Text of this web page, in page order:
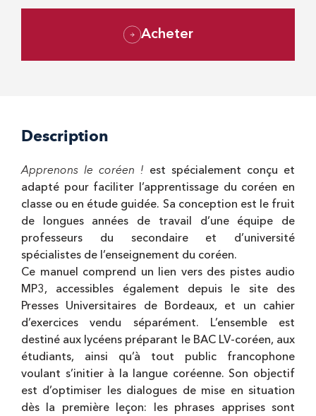
Acheter
Description
Apprenons le coréen ! est spécialement conçu et
adapté pour faciliter l’apprentissage du coréen en
classe ou en étude guidée. Sa conception est le fruit
de longues années de travail d’une équipe de
professeurs du secondaire et d’université
spécialistes de l’enseignement du coréen.
Ce manuel comprend un lien vers des pistes audio
MP3, accessibles également depuis le site des
Presses Universitaires de Bordeaux, et un cahier
d’exercices vendu séparément. L’ensemble est
destiné aux lycéens préparant le BAC LV-coréen, aux
étudiants, ainsi qu’à tout public francophone
voulant s’initier à la langue coréenne. Son objectif
est d’optimiser les dialogues de mise en situation
dès la première leçon: les phrases apprises sont